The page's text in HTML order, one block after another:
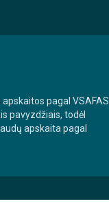
pagal VSAFAS
pavyzdžiais, todėl
apskaita pagal